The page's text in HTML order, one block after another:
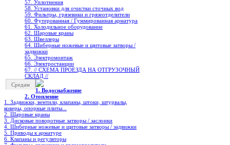
57. Уплотнения
58. Установки для очистки сточных вод
59. Фильтры, грязевики и грязеотделители
60. Футерованная / Гуммированная арматура
61. Холодильное oборудование
62. Шаровые краны
63. Швеллеры
64. Шиберные ножевые и щитовые затворы /
задвижки
65. Электромонтаж
66. Электростанции
67. // СХЕМА ПРОЕЗДА НА ОТГРУЗОЧНЫЙ
СКЛАД //
Средам
1. Водоснабжение
2. Отопление
1. Задвижки, вентили, клапаны, штоки, штурвалы,
коверы, опорные плиты...
2. Шаровые краны
3. Дисковые поворотные затворы / заслонки
4. Шиберные ножевые и щитовые затворы / задвижки
5. Приводы к арматуре
6. Клапаны и регуляторы